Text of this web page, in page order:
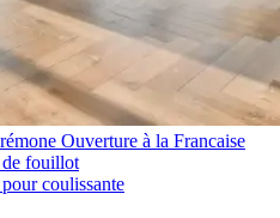
Crémone Ouverture à la Francaise
fouillot
coulissante